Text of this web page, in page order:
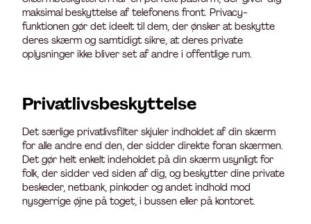
maksimal beskyttelse af telefonens front. Privacy-
funktionen gør det ideelt til dem, der ønsker at beskytte
deres skærm og samtidigt sikre, at deres private
oplysninger ikke bliver set af andre i offentlige rum.
Privatlivsbeskyttelse
Det særlige privatlivsfilter skjuler indholdet af din skærm
for alle andre end den, der sidder direkte foran skærmen.
Det gør helt enkelt indeholdet på din skærm usynligt for
folk, der sidder ved siden af dig, og beskytter dine private
beskeder, netbank, pinkoder og andet indhold mod
nysgerrige øjne på toget, i bussen eller på kontoret.